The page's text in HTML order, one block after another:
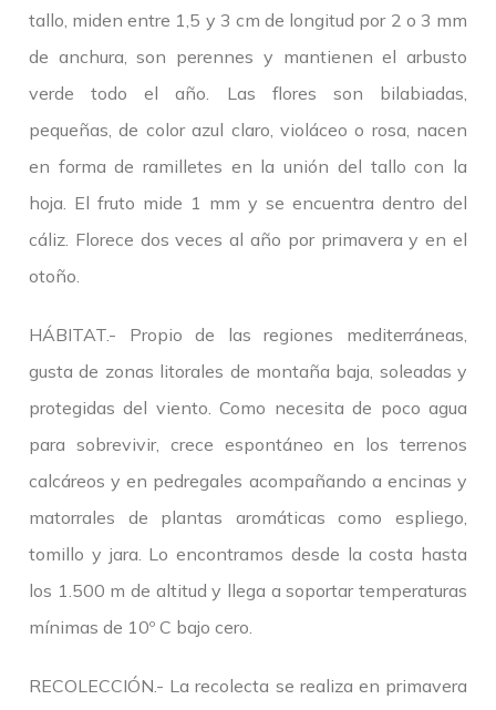
tallo, miden entre 1,5 y 3 cm de longitud por 2 o 3 mm
de anchura, son perennes y mantienen el arbusto
verde todo el año. Las flores son bilabiadas,
pequeñas, de color azul claro, violáceo o rosa, nacen
en forma de ramilletes en la unión del tallo con la
hoja. El fruto mide 1 mm y se encuentra dentro del
cáliz. Florece dos veces al año por primavera y en el
otoño.
HÁBITAT.- Propio de las regiones mediterráneas,
gusta de zonas litorales de montaña baja, soleadas y
protegidas del viento. Como necesita de poco agua
para sobrevivir, crece espontáneo en los terrenos
calcáreos y en pedregales acompañando a encinas y
matorrales de plantas aromáticas como espliego,
tomillo y jara. Lo encontramos desde la costa hasta
los 1.500 m de altitud y llega a soportar temperaturas
mínimas de 10º C bajo cero.
RECOLECCIÓN.- La recolecta se realiza en primavera